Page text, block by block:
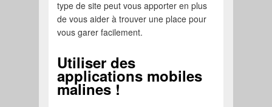
type de site peut vous apporter en plus
de vous aider à trouver une place pour
vous garer facilement.
Utiliser des
applications mobiles
malines !